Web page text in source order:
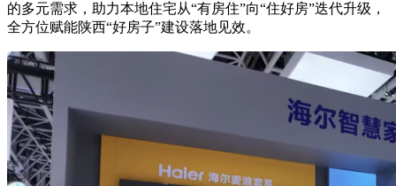
的多元需求，助力本地住宅从“有房住”向“住好房”迭代升级，
全方位赋能陕西“好房子”建设落地见效。